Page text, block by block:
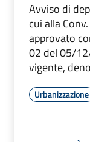
Avviso di
cui alla
approvato
02 del 05/
vigente,
Urbanizzazione